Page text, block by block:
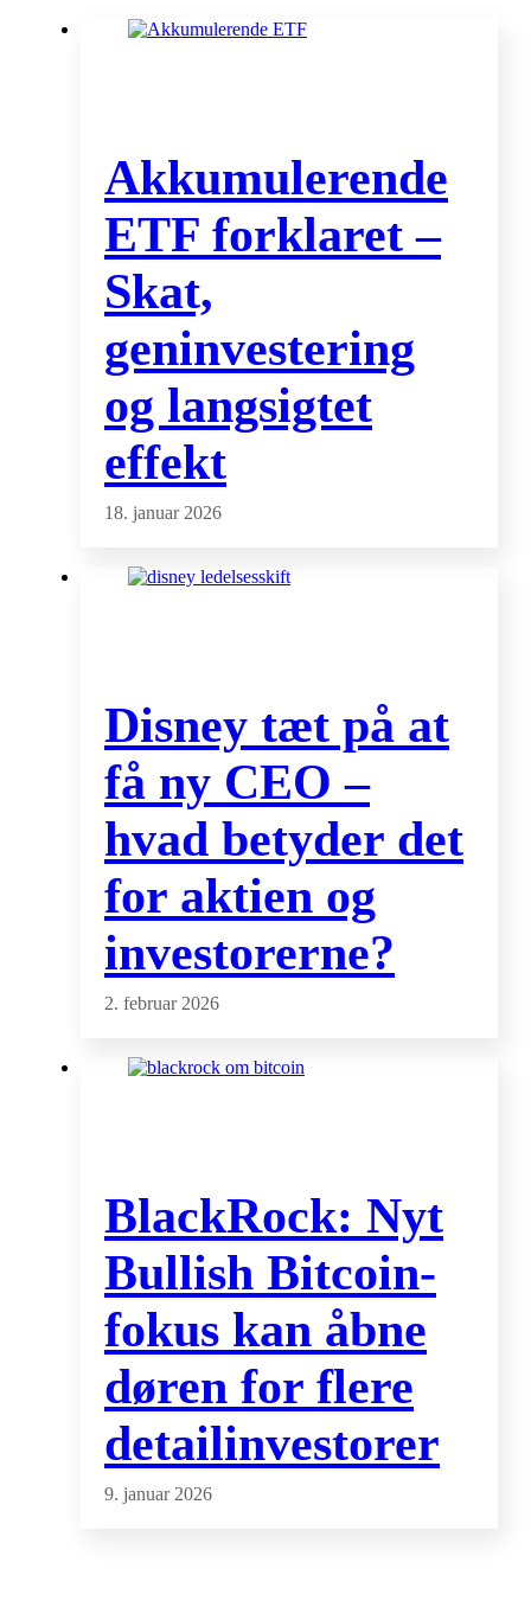
Akkumulerende
ETF forklaret –
Skat,
geninvestering
og langsigtet
effekt
18. januar 2026
Disney tæt på at
få ny CEO –
hvad betyder det
for aktien og
investorerne?
2. februar 2026
BlackRock: Nyt
Bullish Bitcoin-
fokus kan åbne
døren for flere
detailinvestorer
9. januar 2026